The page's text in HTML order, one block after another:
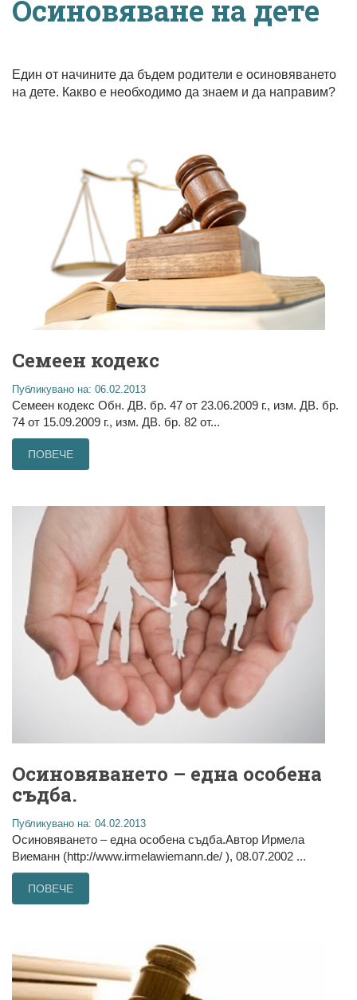
Осиновяване на дете
Един от начините да бъдем родители е осиновяването
на дете. Какво е необходимо да знаем и да направим?
Семеен кодекс
Публикувано на: 06.02.2013
Семеен кодекс Обн. ДВ. бр. 47 от 23.06.2009 г., изм. ДВ. бр.
74 от 15.09.2009 г., изм. ДВ. бр. 82 от...
ПОВЕЧЕ
Осиновяването – една особена
съдба.
Публикувано на: 04.02.2013
Осиновяването – една особена съдба.Автор Ирмела
Виеманн (http://www.irmelawiemann.de/ ), 08.07.2002 ...
ПОВЕЧЕ